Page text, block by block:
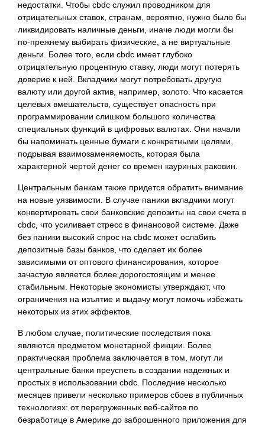
недостатки. Чтобы cbdc служил проводником для
отрицательных ставок, странам, вероятно, нужно было бы
ликвидировать наличные деньги, иначе люди могли бы
по-прежнему выбирать физические, а не виртуальные
деньги. Более того, если cbdc имеет глубоко
отрицательную процентную ставку, люди могут потерять
доверие к ней. Вкладчики могут потребовать другую
валюту или другой актив, например, золото. Что касается
целевых вмешательств, существует опасность при
программировании слишком большого количества
специальных функций в цифровых валютах. Они начали
бы напоминать ценные бумаги с конкретными целями,
подрывая взаимозаменяемость, которая была
характерной чертой денег со времен кауриных раковин.
Центральным банкам также придется обратить внимание
на новые уязвимости. В случае паники вкладчики могут
конвертировать свои банковские депозиты на свои счета в
cbdc, что усиливает стресс в финансовой системе. Даже
без паники высокий спрос на cbdc может ослабить
депозитные базы банков, что сделает их более
зависимыми от оптового финансирования, которое
зачастую является более дорогостоящим и менее
стабильным. Некоторые экономисты утверждают, что
ограничения на изъятие и выдачу могут помочь избежать
некоторых из этих эффектов.
В любом случае, политические последствия пока
являются предметом монетарной фикции. Более
практическая проблема заключается в том, могут ли
центральные банки преуспеть в создании надежных и
простых в использовании cbdc. Последние несколько
месяцев привели несколько примеров сбоев в публичных
технологиях: от перегруженных веб-сайтов по
безработице в Америке до заброшенного приложения для